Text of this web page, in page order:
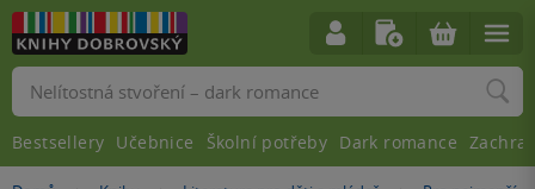
Vyhledávání
Bestsellery Učebnice Školní potřeby Dark romance